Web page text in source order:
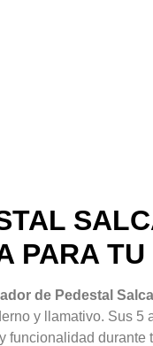
PARA
de Pedestal
y llamativo. Sus
funcionalidad durante